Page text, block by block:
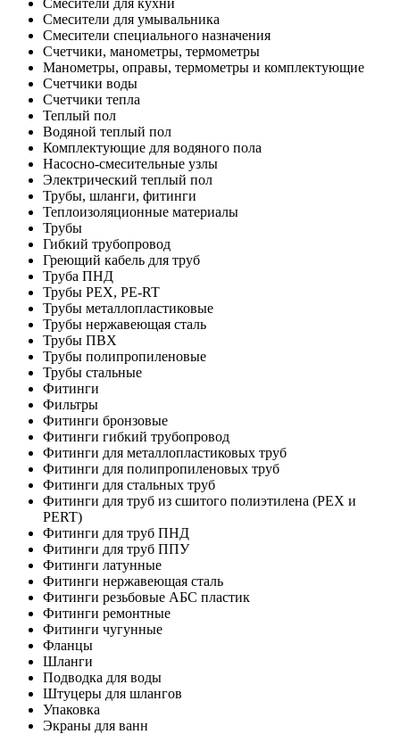
Смесители для кухни
Смесители для умывальника
Смесители специального назначения
Счетчики, манометры, термометры
Манометры, оправы, термометры и комплектующие
Счетчики воды
Счетчики тепла
Теплый пол
Водяной теплый пол
Комплектующие для водяного пола
Насосно-смесительные узлы
Электрический теплый пол
Трубы, шланги, фитинги
Теплоизоляционные материалы
Трубы
Гибкий трубопровод
Греющий кабель для труб
Труба ПНД
Трубы PEX, PE-RT
Трубы металлопластиковые
Трубы нержавеющая сталь
Трубы ПВХ
Трубы полипропиленовые
Трубы стальные
Фитинги
Фильтры
Фитинги бронзовые
Фитинги гибкий трубопровод
Фитинги для металлопластиковых труб
Фитинги для полипропиленовых труб
Фитинги для стальных труб
Фитинги для труб из сшитого полиэтилена (PEX и
PERT)
Фитинги для труб ПНД
Фитинги для труб ППУ
Фитинги латунные
Фитинги нержавеющая сталь
Фитинги резьбовые АБС пластик
Фитинги ремонтные
Фитинги чугунные
Фланцы
Шланги
Подводка для воды
Штуцеры для шлангов
Упаковка
Экраны для ванн